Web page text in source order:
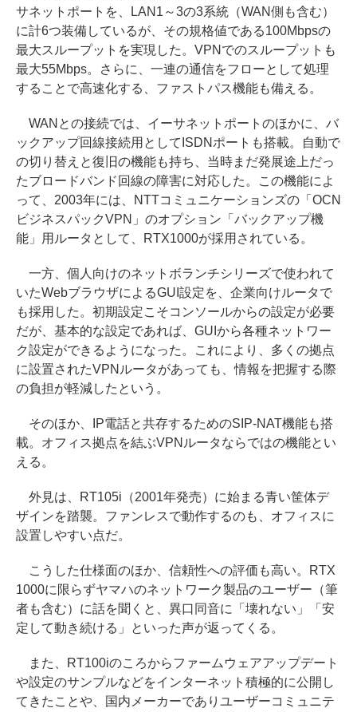
サネットポートを、LAN1～3の3系統（WAN側も含む）
に計6つ装備しているが、その規格値である100Mbpsの
最大スループットを実現した。VPNでのスループットも
最大55Mbps。さらに、一連の通信をフローとして処理
することで高速化する、ファストパス機能も備える。
WANとの接続では、イーサネットポートのほかに、バ
ックアップ回線接続用としてISDNポートも搭載。自動で
の切り替えと復旧の機能も持ち、当時まだ発展途上だっ
たブロードバンド回線の障害に対応した。この機能によ
って、2003年には、NTTコミュニケーションズの「OCN
ビジネスパックVPN」のオプション「バックアップ機
能」用ルータとして、RTX1000が採用されている。
一方、個人向けのネットボランチシリーズで使われて
いたWebブラウザによるGUI設定を、企業向けルータで
も採用した。初期設定こそコンソールからの設定が必要
だが、基本的な設定であれば、GUIから各種ネットワー
ク設定ができるようになった。これにより、多くの拠点
に設置されたVPNルータがあっても、情報を把握する際
の負担が軽減したという。
そのほか、IP電話と共存するためのSIP-NAT機能も搭
載。オフィス拠点を結ぶVPNルータならではの機能とい
える。
外見は、RT105i（2001年発売）に始まる青い筐体デ
ザインを踏襲。ファンレスで動作するのも、オフィスに
設置しやすい点だ。
こうした仕様面のほか、信頼性への評価も高い。RTX
1000に限らずヤマハのネットワーク製品のユーザー（筆
者も含む）に話を聞くと、異口同音に「壊れない」「安
定して動き続ける」といった声が返ってくる。
また、RT100iのころからファームウェアアップデート
や設定のサンプルなどをインターネット積極的に公開し
てきたことや、国内メーカーでありユーザーコミュニテ